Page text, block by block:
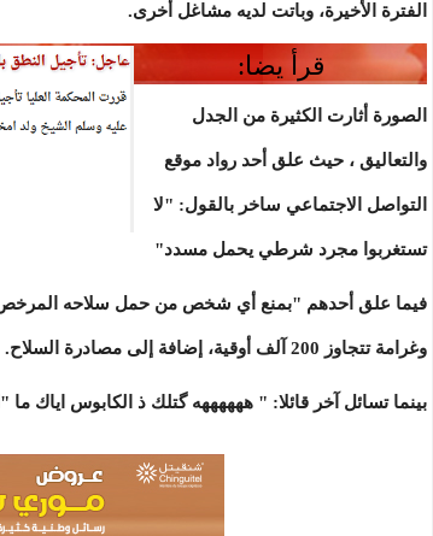
الفترة الأخيرة، وباتت لديه مشاغل أخرى.
قرأ يضا:
الصورة أثارت الكثيرة من الجدل
والتعاليق ، حيث علق أحد رواد موقع
التواصل الاجتماعي ساخر بالقول: "لا
تستغربوا مجرد شرطي يحمل مسدد"
فيما علق أحدهم "بمنع أي شخص من حمل سلاحه المرخص
وغرامة تتجاوز 200 آلف أوقية، إضافة إلى مصادرة السلاح.
بينما تسائل آخر قائلا: " ههههههه گتلك ذ الكابوس اياك